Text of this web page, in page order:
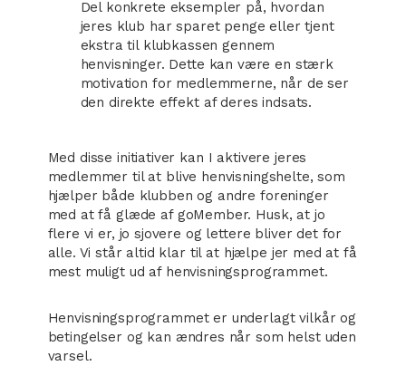
Del konkrete eksempler på, hvordan
jeres klub har sparet penge eller tjent
ekstra til klubkassen gennem
henvisninger. Dette kan være en stærk
motivation for medlemmerne, når de ser
den direkte effekt af deres indsats.
Med disse initiativer kan I aktivere jeres
medlemmer til at blive henvisningshelte, som
hjælper både klubben og andre foreninger
med at få glæde af goMember. Husk, at jo
flere vi er, jo sjovere og lettere bliver det for
alle. Vi står altid klar til at hjælpe jer med at få
mest muligt ud af henvisningsprogrammet.
Henvisningsprogrammet er underlagt vilkår og
betingelser og kan ændres når som helst uden
varsel.